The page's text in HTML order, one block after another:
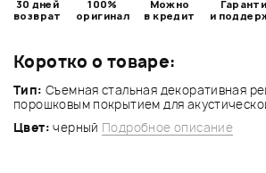
Коротко о товаре:
Тип: Съемная стальная декоративная
порошковым покрытием для
Цвет:черный Подробное описание
30 дней
возврат
100%
оригинал
Можно
в кредит
и